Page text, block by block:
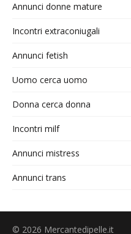
Annunci donne mature
Incontri extraconiugali
Annunci fetish
Uomo cerca uomo
Donna cerca donna
Incontri milf
Annunci mistress
Annunci trans
© 2026 Mercantedipelle.it